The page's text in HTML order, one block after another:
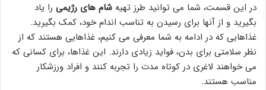
در این قسمت، شما می توانید طرز تهیه شام های رژیمی را یاد
بگیرید و از آنها برای رسیدن به تناسب اندام خود، کمک بگیرید.
غذاهایی که در ادامه به شما معرفی می کنیم، غذاهایی هستند که از
نظر سلامتی برای بدن، فواید زیادی دارند. این غذاها، برای کسانی که
می خواهند لاغری در کوتاه مدت را تجربه کنند و افراد ورزشکار
مناسب هستند.